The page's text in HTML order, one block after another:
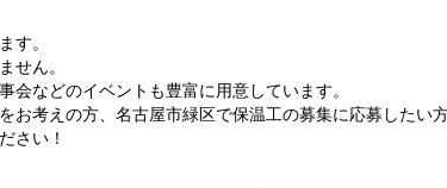
す。
せん。
などのイベントも豊富に用意しています。
考えの方、名古屋市緑区で保温工の募集に応募したい
さい！